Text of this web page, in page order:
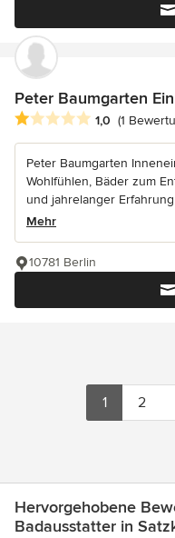
Peter Baumgarten
Durchschnittliche
1,0 (1
Peter Baumgarten
Wohlfühlen, Bäder zum
und jahrelanger
Mehr
10781 Berlin
1 2
Hervorgehobene
Badausstatter in